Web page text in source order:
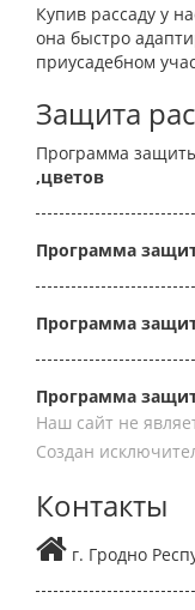
Купив рассаду у
она быстро
приусадебном
Защита
Программа
,цветов
Программа
Программа
Программа
Наш сайт не
Создан
Контакты
г. Гродно